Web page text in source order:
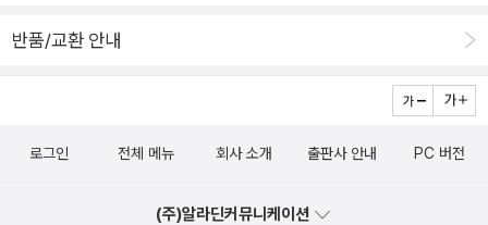
- 김원중 마지막으로 동양고전 번역에 많은 힘을 쏟은 김원
한문해석사전>이 글항아리에서 나온 바 있다. 다른 고전들도 거의 글
어있다. 이 분이 번역한 것만 꼼꼼히 읽어도 어디가서 동양고전에 대
삶을 말하려는 것이다. 친절하게 그동안의 자취와 앞으로 일을 간략
책을 찾아보니 내가 좋아하는 책들이 즐비하다. 출판사를 모르고
터의 사색>은 벌써 몇 번째 읽고 있는지 모른다. 정말 좋은 책이다.
<전태일평전> 김규항의 <예수뎐> 도 갖고 있다. 전해 생각지못했다.
반품/교환 안내
로그인 전체 메뉴 회사 소개 출판사 안내 PC 버전
(주)알라딘커뮤니케이션